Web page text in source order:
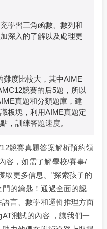
學習三角函數、數列和
深入的了解以及處理更
難度比較大，其中AIME
競賽的后5題，所以
真題和分類題庫，建
板塊，利用AIME真題定
，訓練答題速度。
競賽真題答案解析預約領
容，如需了解學校/賽事/
取更多信息。"探索孩子的
的鑰匙！通過全面的認
言、數學和邏輯推理方面
測試的內容
，讓我們一